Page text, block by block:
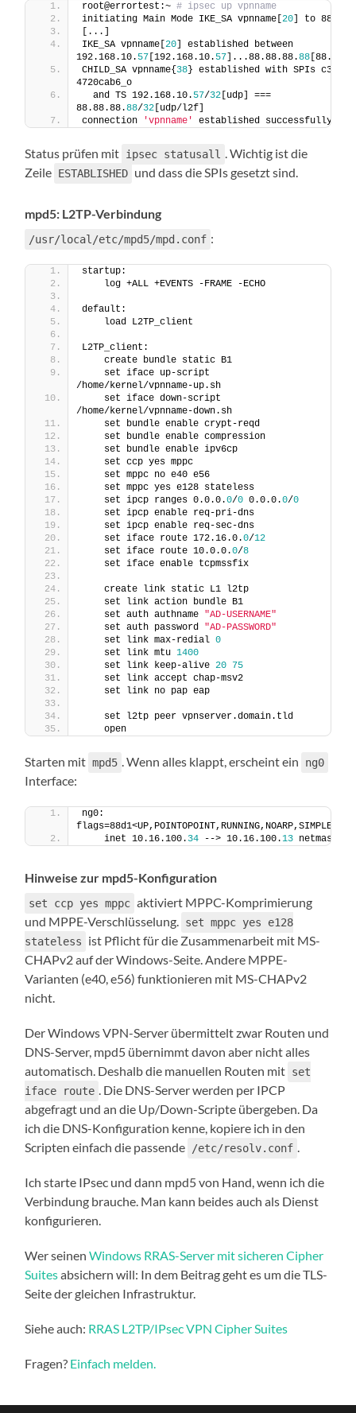
root@errortest:~ # ipsec up vpnname
initiating Main Mode IKE_SA vpnname[20 ] to
[...]
IKE_SA vpnname[20 ] established between
192.168.10. 57 [192.168.10. 57 ]...88.88.88.88
CHILD_SA vpnname{ 38 } established with SPIs
4720cab6_o
  and TS 192.168.10.
57/32 [udp] ===
88.88.88.88/32 [udp/l2f]
connection
'vpnname' established successfully
Status prüfen mit ipsec statusall . Wichtig ist die
Zeile ESTABLISHED und dass die SPIs gesetzt sind.
mpd5: L2TP-Verbindung
/usr/local/etc/mpd5/mpd.conf :
startup:
    log +ALL +EVENTS -FRAME -ECHO
default:
    load L2TP_client
L2TP_client:
    create bundle static B1
    set iface up-script
/home/kernel/vpnname-up.sh
    set iface down-script
/home/kernel/vpnname-down.sh
    set bundle enable crypt-reqd
    set bundle enable compression
    set bundle enable ipv6cp
    set ccp yes mppc
    set mppc no e40 e56
    set mppc yes e128 stateless
    set ipcp ranges 0.0.0.
0/0 0.0.0.0/0
    set ipcp enable req-pri-dns
    set ipcp enable req-sec-dns
    set iface route 172.16.0.
0/12
    set iface route 10.0.0.
0/8
    set iface enable tcpmssfix
    create link static L1 l2tp
    set link action bundle B1
    set auth authname
"AD-USERNAME"
    set auth password
"AD-PASSWORD"
    set link max-redial
0
    set link mtu
1400
    set link keep-alive
20 75
    set link accept chap-msv2
    set link no pap eap
    set l2tp peer vpnserver.domain.tld
    open
Starten mit mpd5 . Wenn alles klappt, erscheint ein ng0
Interface:
ng0:
    inet 10.16.100.
34 --> 10.16.100.13 netmask
Hinweise zur mpd5-Konfiguration
set ccp yes mppc aktiviert MPPC-Komprimierung
und MPPE-Verschlüsselung. set mppc yes e128
stateless
ist Pflicht für die Zusammenarbeit mit MS-
CHAPv2 auf der Windows-Seite. Andere MPPE-
Varianten (e40, e56) funktionieren mit MS-CHAPv2
nicht.
Der Windows VPN-Server übermittelt zwar Routen und
DNS-Server, mpd5 übernimmt davon aber nicht alles
automatisch. Deshalb die manuellen Routen mit set
iface route . Die DNS-Server werden per IPCP
abgefragt und an die Up/Down-Scripte übergeben. Da
ich die DNS-Konfiguration kenne, kopiere ich in den
Scripten einfach die passende /etc/resolv.conf .
Ich starte IPsec und dann mpd5 von Hand, wenn ich die
Verbindung brauche. Man kann beides auch als Dienst
konfigurieren.
Wer seinenWindows RRAS-Server mit sicheren Cipher
Suitesabsichern will: In dem Beitrag geht es um die TLS-
Seite der gleichen Infrastruktur.
Siehe auch: RRAS L2TP/IPsec VPN Cipher Suites
Fragen? Einfach melden.